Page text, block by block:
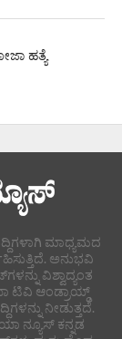
ಹತ್ಯೆ
ಮಾಧ್ಯಮದ
ಅನುಭವಿ
ವಿಶ್ವಾದ್ಯಂತ
ಟಿವಿ ಆಂಡ್ರಾಯ್ಡ್
ನೀಡುತ್ತದೆ.
ನ್ಯೂಸ್ ಕನ್ನಡ